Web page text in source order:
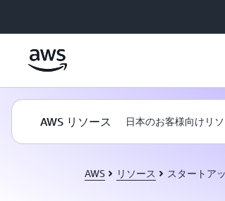
AWS リソース 日本のお客様向けリ
AWS リソース スタートア